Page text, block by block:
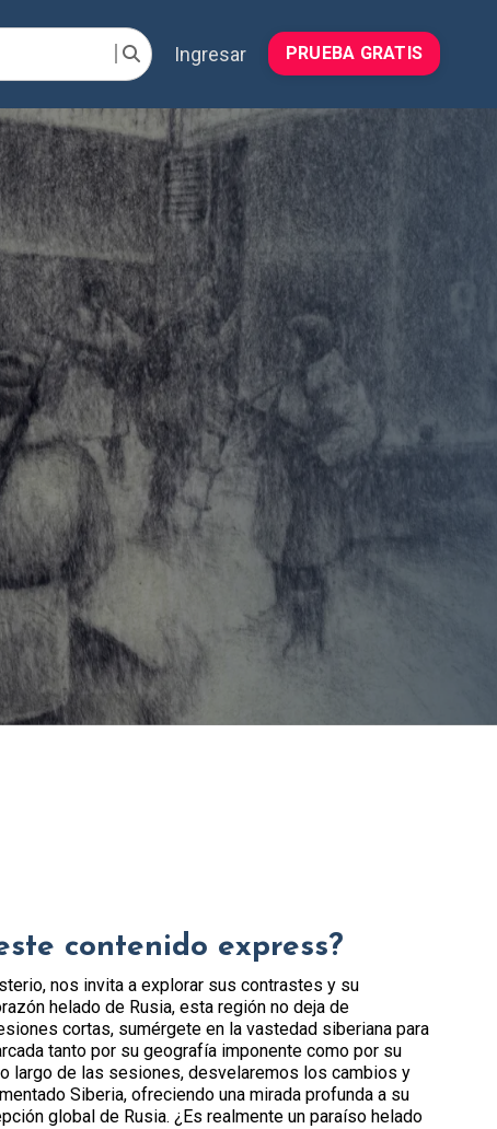
Ingresar PRUEBA GRATIS
contenido express?
nos invita a explorar sus contrastes y su
helado de Rusia, esta región no deja de
cortas, sumérgete en la vastedad siberiana para
tanto por su geografía imponente como por su
largo de las sesiones, desvelaremos los cambios y
Siberia, ofreciendo una mirada profunda a su
global de Rusia. ¿Es realmente un paraíso helado